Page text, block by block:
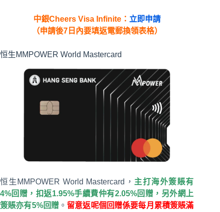
中銀Cheers Visa Infinite： 立即申請
（申請後7日內要填返電郵換領表格）
恒生MMPOWER World Mastercard
恒生MMPOWER World Mastercard， 主打海外簽賬有
4%回贈，扣返1.95%手續費仲有2.05%回贈，另外網上
簽賬亦有5%回贈。 留意返呢個回贈係要每月累積簽賬滿